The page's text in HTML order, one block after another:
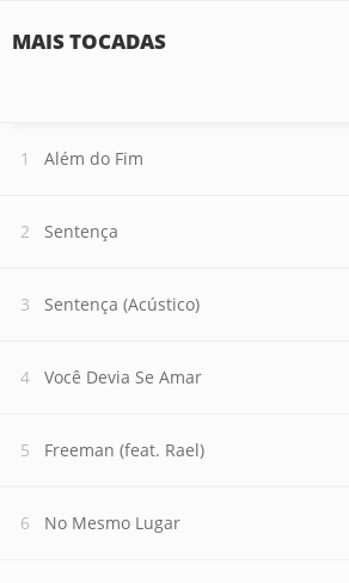
MAIS TOCADAS
Além do Fim
Sentença
Sentença (Acústico)
Você Devia Se Amar
Freeman (feat. Rael)
No Mesmo Lugar